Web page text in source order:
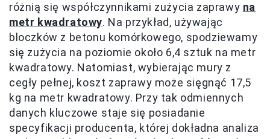
różnią się współczynnikami zużycia zaprawy na
metr kwadratowy. Na przykład, używając
bloczków z betonu komórkowego, spodziewamy
się zużycia na poziomie około 6,4 sztuk na metr
kwadratowy. Natomiast, wybierając mury z
cegły pełnej, koszt zaprawy może sięgnąć 17,5
kg na metr kwadratowy. Przy tak odmiennych
danych kluczowe staje się posiadanie
specyfikacji producenta, której dokładna analiza